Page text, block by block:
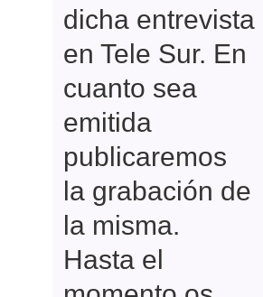
dicha entrevista
en Tele Sur. En
cuanto sea
emitida
publicaremos
la grabación de
la misma.
Hasta el